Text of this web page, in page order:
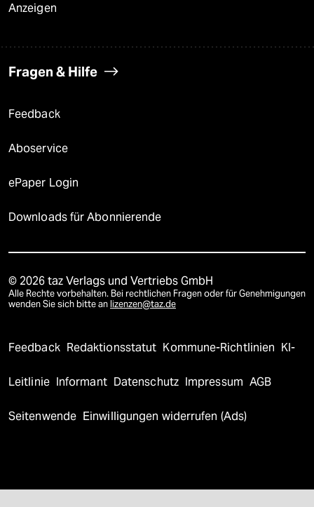
Anzeigen
Fragen & Hilfe
Feedback
Aboservice
ePaper Login
Downloads für Abonnierende
© 2026 taz Verlags und Vertriebs GmbH
Alle Rechte vorbehalten. Bei rechtlichen Fragen oder für Genehmigungen
wenden Sie sich bitte an lizenzen@taz.de
Feedback Redaktionsstatut Kommune-Richtlinien KI-
Leitlinie Informant Datenschutz Impressum AGB
Seitenwende Einwilligungen widerrufen (Ads)